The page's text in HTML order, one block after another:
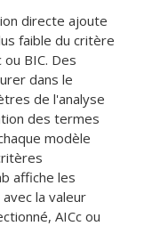
directe ajoute
faible du critère
ou BIC. Des
dans le
de l'analyse
des termes
modèle
affiche les
la valeur
AICc ou